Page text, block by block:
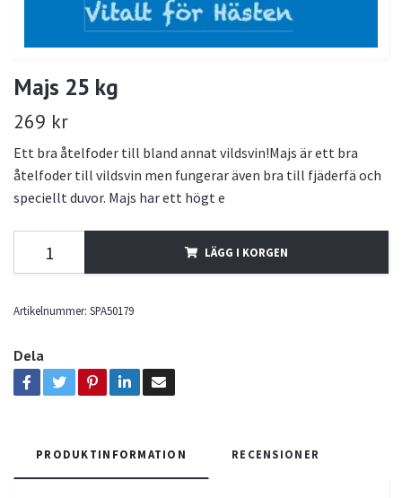
Majs 25 kg
269 kr
Ett bra åtelfoder till bland annat vildsvin!Majs är ett bra
åtelfoder till vildsvin men fungerar även bra till fjäderfä och
speciellt duvor. Majs har ett högt e
LÄGG I KORGEN
Artikelnummer: SPA50179
Dela
PRODUKTINFORMATION RECENSIONER